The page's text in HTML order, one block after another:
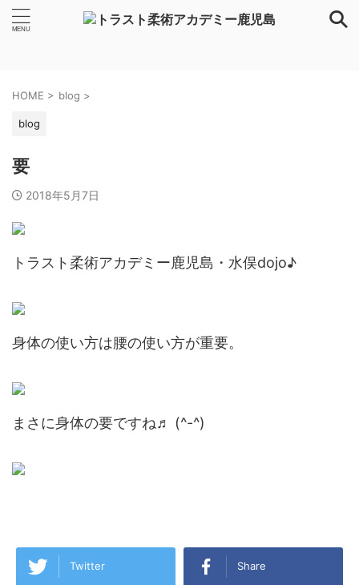
HOME > blog >
blog
要
2018年5月7日
トラスト柔術アカデミー鹿児島・水俣dojo♪
身体の使い方は腰の使い方が重要。
まさに身体の要ですね♬ (^-^)
Twitter Share